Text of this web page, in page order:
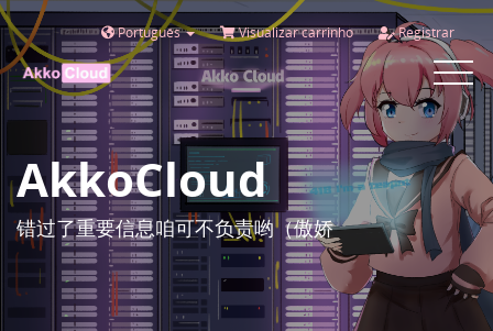
Português Visualizar carrinho Registrar
Toggle
AkkoCloud
错过了重要信息咱可不负责哟（傲娇